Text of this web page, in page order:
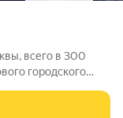
всего в 300
городского
площадью